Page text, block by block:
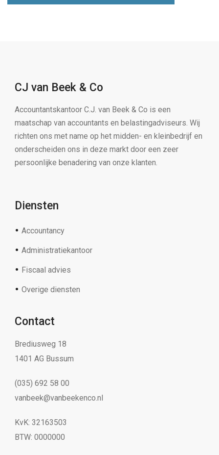
CJ van Beek & Co
Accountantskantoor C.J. van Beek & Co is een
maatschap van accountants en belastingadviseurs. Wij
richten ons met name op het midden- en kleinbedrijf en
onderscheiden ons in deze markt door een zeer
persoonlijke benadering van onze klanten.
Diensten
Accountancy
Administratiekantoor
Fiscaal advies
Overige diensten
Contact
Brediusweg 18
1401 AG Bussum
(035) 692 58 00
vanbeek@vanbeekenco.nl
KvK: 32163503
BTW: 0000000